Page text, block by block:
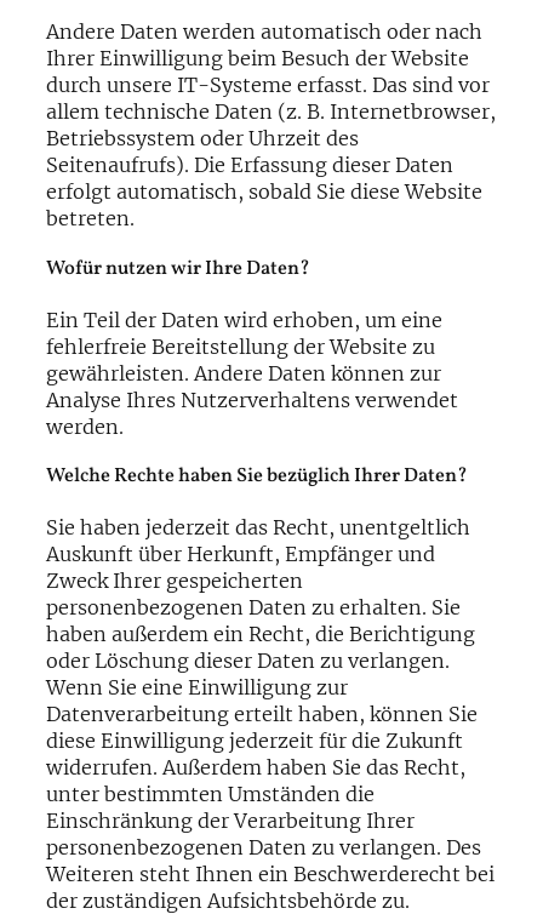
Andere Daten werden automatisch oder nach
Ihrer Einwilligung beim Besuch der Website
durch unsere IT-Systeme erfasst. Das sind vor
allem technische Daten (z. B. Internetbrowser,
Betriebssystem oder Uhrzeit des
Seitenaufrufs). Die Erfassung dieser Daten
erfolgt automatisch, sobald Sie diese Website
betreten.
Wofür nutzen wir Ihre Daten?
Ein Teil der Daten wird erhoben, um eine
fehlerfreie Bereitstellung der Website zu
gewährleisten. Andere Daten können zur
Analyse Ihres Nutzerverhaltens verwendet
werden.
Welche Rechte haben Sie bezüglich Ihrer Daten?
Sie haben jederzeit das Recht, unentgeltlich
Auskunft über Herkunft, Empfänger und
Zweck Ihrer gespeicherten
personenbezogenen Daten zu erhalten. Sie
haben außerdem ein Recht, die Berichtigung
oder Löschung dieser Daten zu verlangen.
Wenn Sie eine Einwilligung zur
Datenverarbeitung erteilt haben, können Sie
diese Einwilligung jederzeit für die Zukunft
widerrufen. Außerdem haben Sie das Recht,
unter bestimmten Umständen die
Einschränkung der Verarbeitung Ihrer
personenbezogenen Daten zu verlangen. Des
Weiteren steht Ihnen ein Beschwerderecht bei
der zuständigen Aufsichtsbehörde zu.